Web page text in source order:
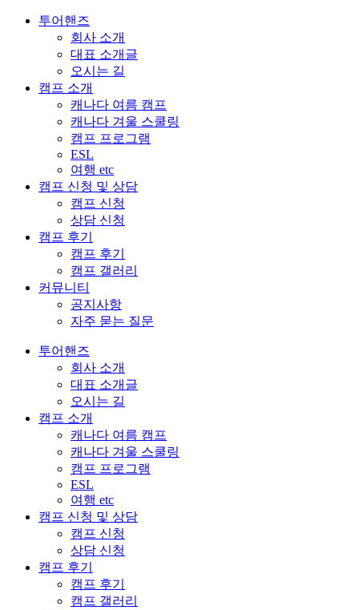
투어핸즈
회사 소개
대표 소개글
오시는 길
캠프 소개
캐나다 여름 캠프
캐나다 겨울 스쿨링
캠프 프로그램
ESL
여행 etc
캠프 신청 및 상담
캠프 신청
상담 신청
캠프 후기
캠프 후기
캠프 갤러리
커뮤니티
공지사항
자주 묻는 질문
투어핸즈
회사 소개
대표 소개글
오시는 길
캠프 소개
캐나다 여름 캠프
캐나다 겨울 스쿨링
캠프 프로그램
ESL
여행 etc
캠프 신청 및 상담
캠프 신청
상담 신청
캠프 후기
캠프 후기
캠프 갤러리